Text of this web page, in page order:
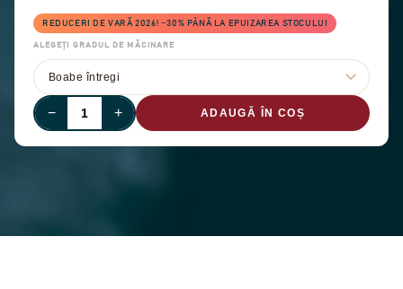
REDUCERI DE VARĂ 2026! −30% PÂNĂ LA EPUIZAREA STOCULUI
ALEGEȚI GRADUL DE MĂCINARE
− + ADAUGĂ ÎN COȘ